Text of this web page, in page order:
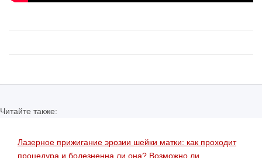
Читайте также:
Лазерное прижигание эрозии шейки матки: как проходит
процедура и болезненна ли она? Возможно ли